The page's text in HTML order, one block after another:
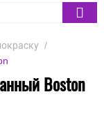
/
Boston